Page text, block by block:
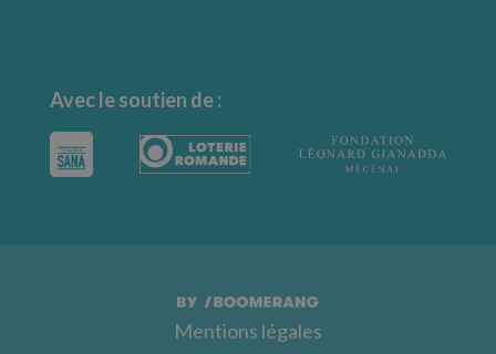
Avec le soutien de :
Mentions légales